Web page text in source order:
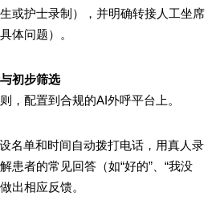
或护士录制），并明确转接人工坐席
体问题）。
初步筛选
配置到合规的AI外呼平台上。
单和时间自动拨打电话，用真人录
患者的常见回答（如“好的”、“我没
出相应反馈。